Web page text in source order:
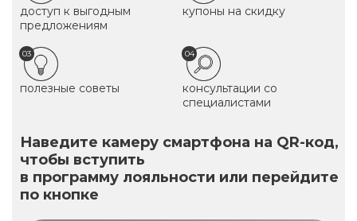
доступ к выгодным
предложениям
купоны на скидку
03
полезные советы
04
консультации со
специалистами
Наведите камеру смартфона на QR-код,
чтобы вступить
в программу лояльности или перейдите
по кнопке